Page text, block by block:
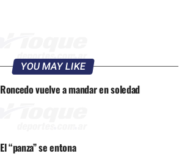
YOU MAY LIKE
Roncedo vuelve a mandar en soledad
El “panza” se entona